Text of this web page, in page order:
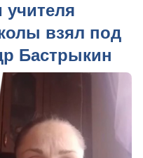
взял под
Бастрыкин